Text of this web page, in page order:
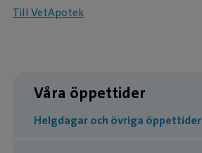
Till VetApotek
Våra öppettider
Helgdagar och övriga öppettider